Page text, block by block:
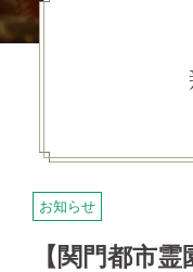
お知らせ
【関門都市